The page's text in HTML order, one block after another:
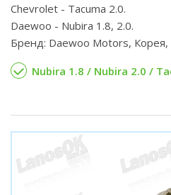
Chevrolet - Tacuma 2.0.
Daewoo - Nubira 1.8, 2.0.
Бренд: Daewoo Motors, Корея,
Nubira 1.8 / Nubira 2.0 /